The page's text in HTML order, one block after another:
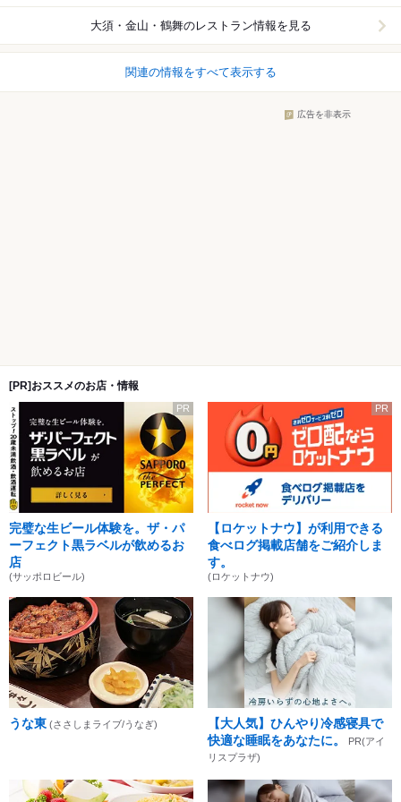
大須・金山・鶴舞のレストラン情報を見る
関連の情報をすべて表示する
広告を非表示
[PR]おススメのお店・情報
PR
完璧な生ビール体験を。ザ・パ
ーフェクト黒ラベルが飲めるお
店
(サッポロビール)
PR
【ロケットナウ】が利用できる
食べログ掲載店舗をご紹介しま
す。
(ロケットナウ)
うな東 (ささしまライブ/うなぎ)
【大人気】ひんやり冷感寝具で
快適な睡眠をあなたに。
PR(アイ
リスプラザ)